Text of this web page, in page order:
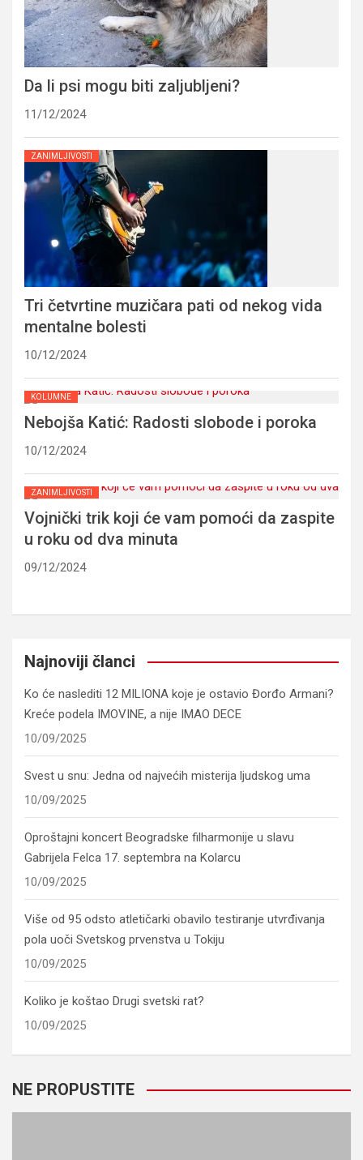
Da li psi mogu biti zaljubljeni?
11/12/2024
ZANIMLJIVOSTI
Tri četvrtine muzičara pati od nekog vida
mentalne bolesti
10/12/2024
KOLUMNE
Nebojša Katić: Radosti slobode i poroka
10/12/2024
ZANIMLJIVOSTI
Vojnički trik koji će vam pomoći da zaspite
u roku od dva minuta
09/12/2024
Najnoviji članci
Ko će naslediti 12 MILIONA koje je ostavio Đorđo Armani?
Kreće podela IMOVINE, a nije IMAO DECE
10/09/2025
Svest u snu: Jedna od najvećih misterija ljudskog uma
10/09/2025
Oproštajni koncert Beogradske filharmonije u slavu
Gabrijela Felca 17. septembra na Kolarcu
10/09/2025
Više od 95 odsto atletičarki obavilo testiranje utvrđivanja
pola uoči Svetskog prvenstva u Tokiju
10/09/2025
Koliko je koštao Drugi svetski rat?
10/09/2025
NE PROPUSTITE